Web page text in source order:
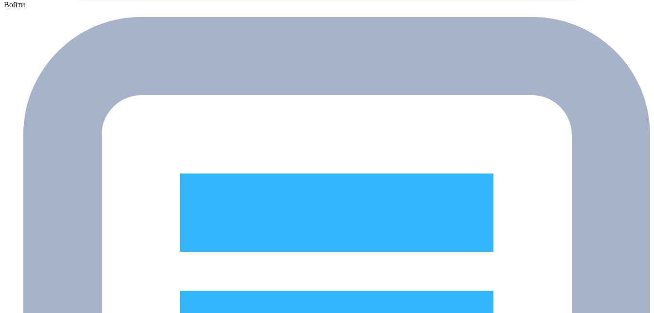
Войти